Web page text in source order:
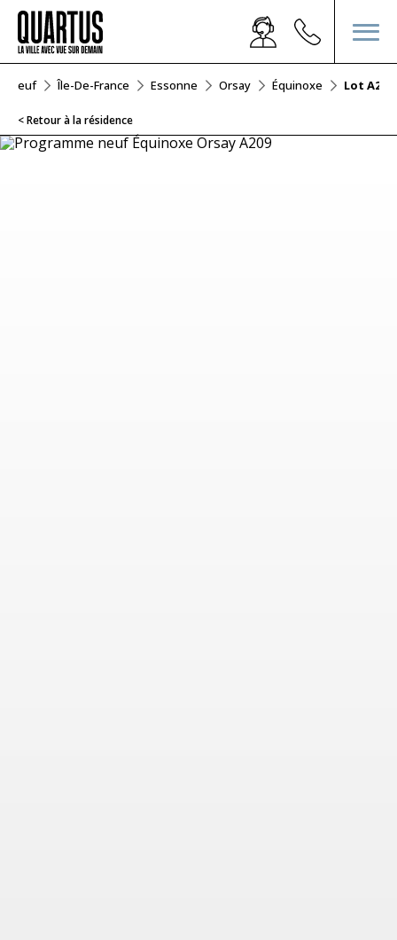
Neuf Île-De-France Essonne Orsay Équinoxe Lot A209
< Retour à la résidence